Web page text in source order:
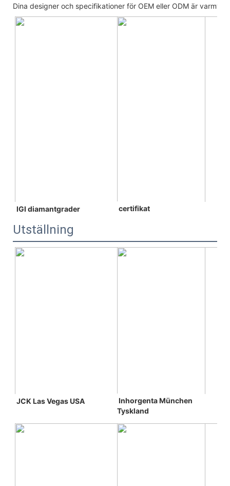
Dina designer och specifikationer för OEM eller ODM är varmt
IGI diamantgrader certifikat
Utställning
JCK Las Vegas USA
Tyskland